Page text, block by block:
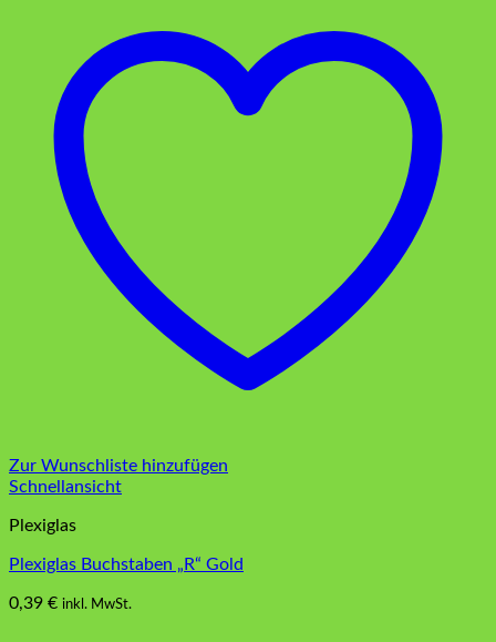
Zur Wunschliste hinzufügen
Schnellansicht
Plexiglas
Plexiglas Buchstaben „R“ Gold
0,39 € inkl. MwSt.